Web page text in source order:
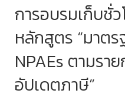
การอบรมเก็บชั่
หลักสูตร “มาต
NPAEs ตามรา
อัปเดตภาษี”